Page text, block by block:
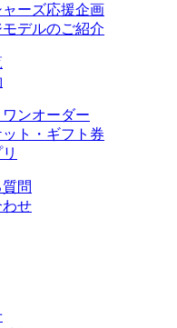
ーズ応援企画
デルのご紹介
ンオーダー
ット・ギフト券
問
わせ